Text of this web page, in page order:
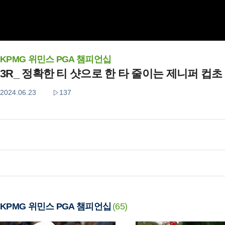
KPMG 위민스 PGA 챔피언십
3R_ 정확한 티 샷으로 한 타 줄이는 제니퍼 컵초
2024.06.23 137
KPMG 위민스 PGA 챔피언십 (65)